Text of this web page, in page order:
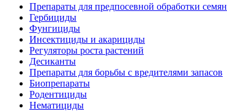
Препараты для предпосевной обработки семян
Гербициды
Фунгициды
Инсектициды и акарициды
Регуляторы роста растений
Десиканты
Препараты для борьбы с вредителями запасов
Биопрепараты
Родентициды
Нематициды